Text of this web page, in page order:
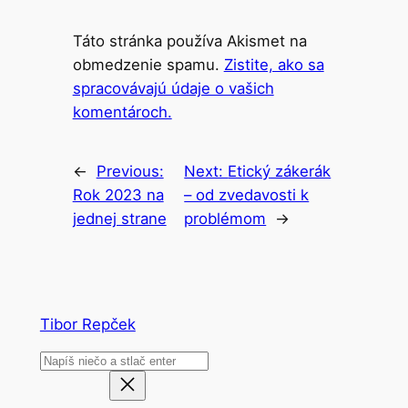
Táto stránka používa Akismet na
obmedzenie spamu. Zistite, ako sa
spracovávajú údaje o vašich
komentároch.
←
Previous:
Rok 2023 na
jednej strane
Next: Etický zákerák
– od zvedavosti k
problémom
→
Tibor Repček
Search